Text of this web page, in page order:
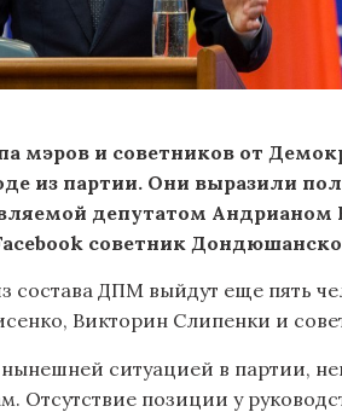
мэров и советников от
из партии. Они выразили
депутатом Андрианом
советник
состава ДПМ выйдут еще пять
Викторин Слипенки и
ситуацией в партии,
Отсутствие позиции у